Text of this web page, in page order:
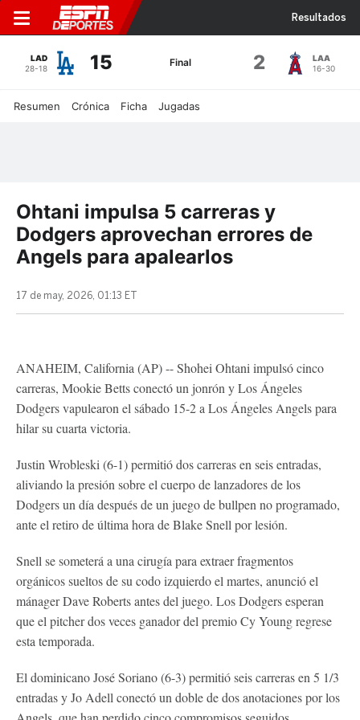
Resultados
LAD
28-18
15 Final 2
LAA
16-30
Resumen Crónica Ficha Jugadas
Ohtani impulsa 5 carreras y
Dodgers aprovechan errores de
Angels para apalearlos
17 de may, 2026, 01:13 ET
ANAHEIM, California (AP) -- Shohei Ohtani impulsó cinco
carreras, Mookie Betts conectó un jonrón y Los Ángeles
Dodgers vapulearon el sábado 15-2 a Los Ángeles Angels para
hilar su cuarta victoria.
Justin Wrobleski (6-1) permitió dos carreras en seis entradas,
aliviando la presión sobre el cuerpo de lanzadores de los
Dodgers un día después de un juego de bullpen no programado,
ante el retiro de última hora de Blake Snell por lesión.
Snell se someterá a una cirugía para extraer fragmentos
orgánicos sueltos de su codo izquierdo el martes, anunció el
mánager Dave Roberts antes del juego. Los Dodgers esperan
que el pitcher dos veces ganador del premio Cy Young regrese
esta temporada.
El dominicano José Soriano (6-3) permitió seis carreras en 5 1/3
entradas y Jo Adell conectó un doble de dos anotaciones por los